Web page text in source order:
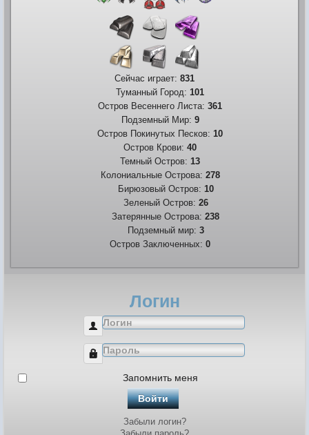
Сейчас играет: 831
Туманный Город: 101
Остров Весеннего Листа: 361
Подземный Мир: 9
Остров Покинутых Песков: 10
Остров Крови: 40
Темный Остров: 13
Колониальные Острова: 278
Бирюзовый Остров: 10
Зеленый Остров: 26
Затерянные Острова: 238
Подземный мир: 3
Остров Заключенных: 0
Логин
Запомнить меня
Войти
Забыли логин?